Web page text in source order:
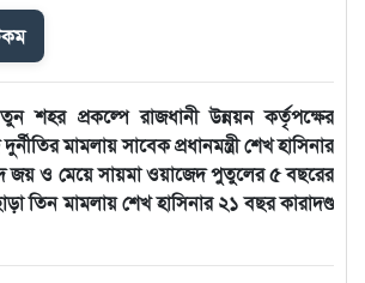
শহর প্রকল্পে রাজধানী উন্নয়ন কর্তৃপক্ষের
মামলায় সাবেক প্রধানমন্ত্রী শেখ হাসিনার
জয় ও মেয়ে সায়মা ওয়াজেদ পুতুলের ৫ বছরের
তিন মামলায় শেখ হাসিনার ২১ বছর কারাদণ্ড